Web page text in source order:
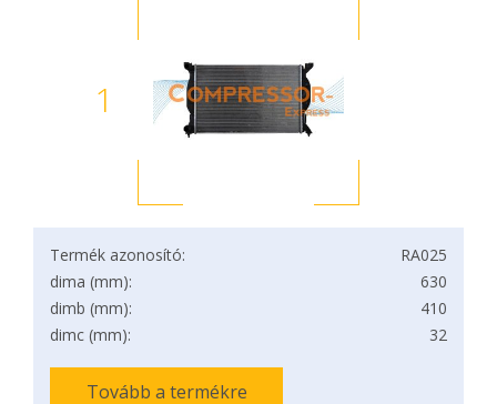
1
Termék azonosító:
RA025
dima (mm):
630
dimb (mm):
410
dimc (mm):
32
Tovább a termékre